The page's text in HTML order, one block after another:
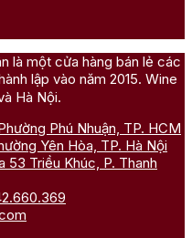
là một cửa hàng bán lẻ các
lập vào năm 2015. Wine
Hà Nội.
Phú Nhuận, TP. HCM
Yên Hòa, TP. Hà Nội
53 Triều Khúc, P. Thanh